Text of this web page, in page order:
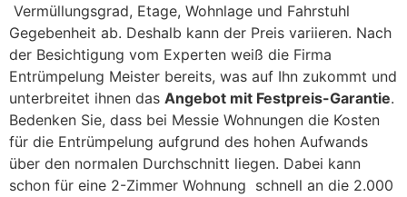
Vermüllungsgrad, Etage, Wohnlage und Fahrstuhl
Gegebenheit ab. Deshalb kann der Preis variieren. Nach
der Besichtigung vom Experten weiß die Firma
Entrümpelung Meister bereits, was auf Ihn zukommt und
unterbreitet ihnen das Angebot mit Festpreis-Garantie.
Bedenken Sie, dass bei Messie Wohnungen die Kosten
für die Entrümpelung aufgrund des hohen Aufwands
über den normalen Durchschnitt liegen. Dabei kann
schon für eine 2-Zimmer Wohnung schnell an die 2.000